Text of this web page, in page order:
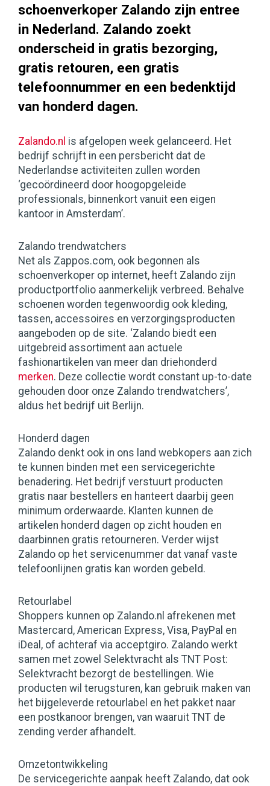
schoenverkoper Zalando zijn entree
in Nederland. Zalando zoekt
onderscheid in gratis bezorging,
gratis retouren, een gratis
telefoonnummer en een bedenktijd
van honderd dagen.
Zalando.nl is afgelopen week gelanceerd. Het
bedrijf schrijft in een persbericht dat de
Nederlandse activiteiten zullen worden
‘gecoördineerd door hoogopgeleide
professionals, binnenkort vanuit een eigen
kantoor in Amsterdam’.
Zalando trendwatchers
Net als Zappos.com, ook begonnen als
schoenverkoper op internet, heeft Zalando zijn
productportfolio aanmerkelijk verbreed. Behalve
schoenen worden tegenwoordig ook kleding,
tassen, accessoires en verzorgingsproducten
aangeboden op de site. ‘Zalando biedt een
uitgebreid assortiment aan actuele
fashionartikelen van meer dan driehonderd
merken. Deze collectie wordt constant up-to-date
gehouden door onze Zalando trendwatchers’,
aldus het bedrijf uit Berlijn.
Honderd dagen
Zalando denkt ook in ons land webkopers aan zich
te kunnen binden met een servicegerichte
benadering. Het bedrijf verstuurt producten
gratis naar bestellers en hanteert daarbij geen
minimum orderwaarde. Klanten kunnen de
artikelen honderd dagen op zicht houden en
daarbinnen gratis retourneren. Verder wijst
Zalando op het servicenummer dat vanaf vaste
telefoonlijnen gratis kan worden gebeld.
Retourlabel
Shoppers kunnen op Zalando.nl afrekenen met
Mastercard, American Express, Visa, PayPal en
iDeal, of achteraf via acceptgiro. Zalando werkt
samen met zowel Selektvracht als TNT Post:
Selektvracht bezorgt de bestellingen. Wie
producten wil terugsturen, kan gebruik maken van
het bijgeleverde retourlabel en het pakket naar
een postkanoor brengen, van waaruit TNT de
zending verder afhandelt.
Omzetontwikkeling
De servicegerichte aanpak heeft Zalando, dat ook